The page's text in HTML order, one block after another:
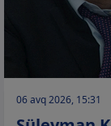
06 avq 2026, 15:31